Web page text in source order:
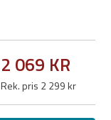
2 069 KR
Rek. pris 2 299 kr